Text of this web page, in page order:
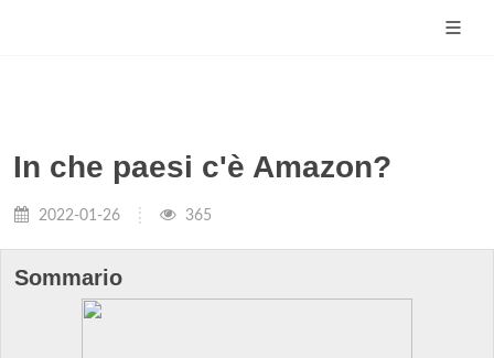
In che paesi c'è Amazon?
2022-01-26 365
Sommario